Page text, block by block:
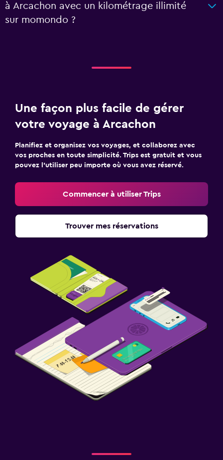
à Arcachon avec un kilométrage illimité
sur momondo ?
Une façon plus facile de gérer
votre voyage à Arcachon
Planifiez et organisez vos voyages, et collaborez avec
vos proches en toute simplicité. Trips est gratuit et vous
pouvez l’utiliser peu importe où vous avez réservé.
Commencer à utiliser Trips
Trouver mes réservations